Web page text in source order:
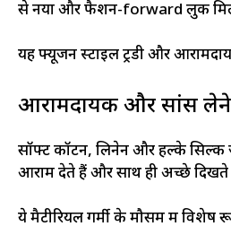
से नया और फैशन-forward लुक
यह फ्यूजन स्टाइल ट्रेंडी और
आरामदायक और सांस लेने
सॉफ्ट कॉटन, लिनेन और हल्के सिल्क
आराम देते हैं और साथ ही अच्छे दिखते
ये मैटीरियल गर्मी के मौसम में विशेष